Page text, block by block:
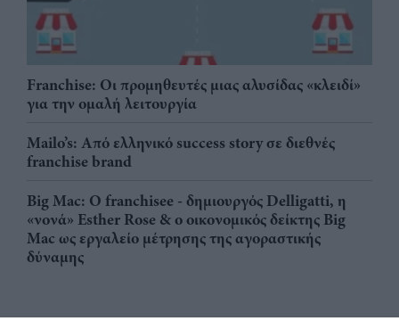
Franchise: Οι προμηθευτές μιας αλυσίδας «κλειδί»
για την ομαλή λειτουργία
Mailo’s: Από ελληνικό success story σε διεθνές
franchise brand
Big Mac: Ο franchisee - δημιουργός Delligatti, η
«νονά» Esther Rose & ο οικονομικός δείκτης Big
Mac ως εργαλείο μέτρησης της αγοραστικής
δύναμης